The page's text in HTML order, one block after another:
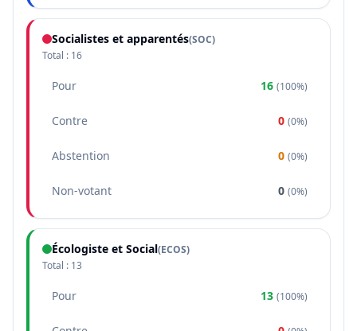
Socialistes et apparentés(SOC)
Total : 16
Pour 16 (100%)
Contre 0 (0%)
Abstention 0 (0%)
Non-votant 0 (0%)
Écologiste et Social(ECOS)
Total : 13
Pour 13 (100%)